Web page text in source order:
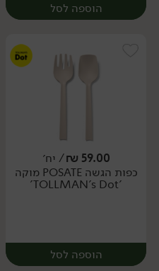
הוספה לסל
יח׳
59.00
₪/ יח׳
כפות הגשה POSATE מוקה
'TOLLMAN's Dot'
הוספה לסל